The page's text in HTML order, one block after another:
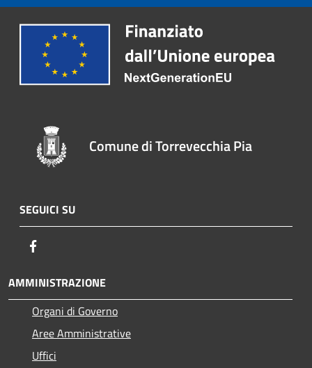
Comune di Torrevecchia Pia
SEGUICI SU
AMMINISTRAZIONE
Organi di Governo
Aree Amministrative
Uffici